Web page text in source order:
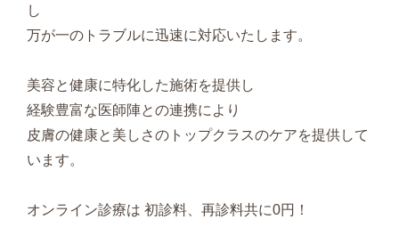
し
万が一のトラブルに迅速に対応いたします。
美容と健康に特化した施術を提供し
経験豊富な医師陣との連携により
皮膚の健康と美しさのトップクラスのケアを提供して
います。
オンライン診療は 初診料、再診料共に0円！